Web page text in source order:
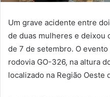
Um grave acidente entre
de duas mulheres e deixou
de 7 de setembro. O
rodovia GO-326, na altura
localizado na Região Oeste